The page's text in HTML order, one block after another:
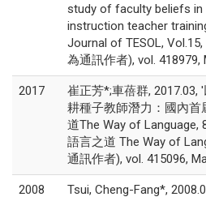
study of faculty beliefs in
instruction teacher
Journal of TESOL,
為通訊作者), vol. 418979,
2017
崔正芳*;車蓓群, 2017.03,
耕種子教師潛力：國內首
道The Way of Language,
語言之道 The Way of
通訊作者), vol. 415096,
2008 Tsui, Cheng-Fang*,